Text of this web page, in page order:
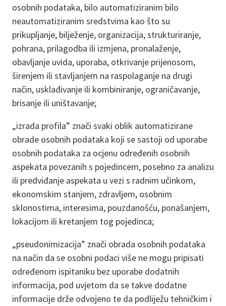
osobnih podataka, bilo automatiziranim bilo
neautomatiziranim sredstvima kao što su
prikupljanje, bilježenje, organizacija, strukturiranje,
pohrana, prilagodba ili izmjena, pronalaženje,
obavljanje uvida, uporaba, otkrivanje prijenosom,
širenjem ili stavljanjem na raspolaganje na drugi
način, usklađivanje ili kombiniranje, ograničavanje,
brisanje ili uništavanje;
„izrada profila” znači svaki oblik automatizirane
obrade osobnih podataka koji se sastoji od uporabe
osobnih podataka za ocjenu određenih osobnih
aspekata povezanih s pojedincem, posebno za analizu
ili predviđanje aspekata u vezi s radnim učinkom,
ekonomskim stanjem, zdravljem, osobnim
sklonostima, interesima, pouzdanošću, ponašanjem,
lokacijom ili kretanjem tog pojedinca;
„pseudonimizacija” znači obrada osobnih podataka
na način da se osobni podaci više ne mogu pripisati
određenom ispitaniku bez uporabe dodatnih
informacija, pod uvjetom da se takve dodatne
informacije drže odvojeno te da podliježu tehničkim i